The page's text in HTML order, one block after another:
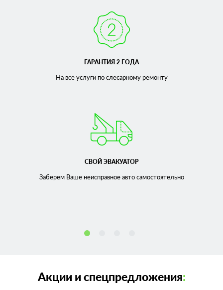
ГАРАНТИЯ 2 ГОДА
На все услуги по слесарномуремонту
СВОЙ ЭВАКУАТОР
Заберем Ваше неисправноеавто самостоятельно
Акции и спецпредложения: